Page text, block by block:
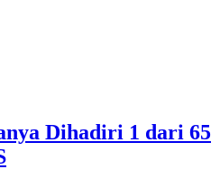
Dihadiri 1 dari 65